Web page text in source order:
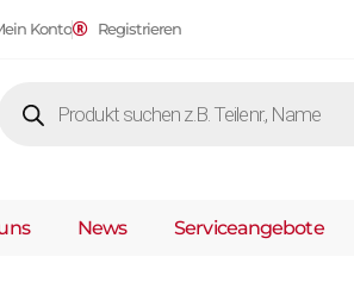
Konto Registrieren
News Serviceangebote